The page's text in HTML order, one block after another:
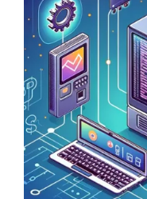
Desarrollo
para la